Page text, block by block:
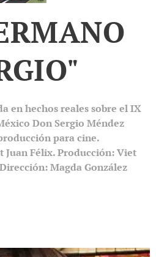
en hechos reales sobre el IX
Don Sergio Méndez
para cine.
Félix. Producción: Viet
Magda González